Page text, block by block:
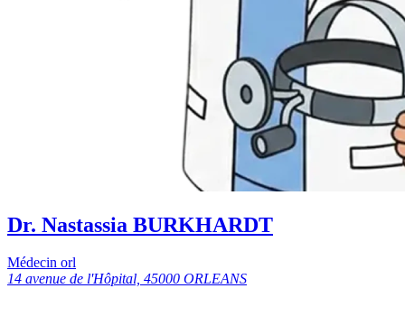
Dr. Nastassia BURKHARDT
Médecin orl
14 avenue de l'Hôpital, 45000 ORLEANS